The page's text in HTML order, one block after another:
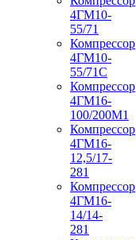
4ГМ10-
55/71
Компрессор
4ГМ10-
55/71С
Компрессор
4ГМ16-
100/200М1
Компрессор
4ГМ16-
12,5/17-
281
Компрессор
4ГМ16-
14/14-
281